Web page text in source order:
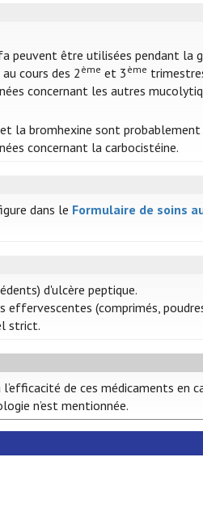
peuvent être utilisées pendant la
cours des 2 ème et 3 ème
concernant les autres
la bromhexine sont
concernant la carbocistéine.
dans le Formulaire de soins
d'ulcère peptique.
effervescentes (comprimés,
strict.
de ces médicaments en
n’est mentionnée.